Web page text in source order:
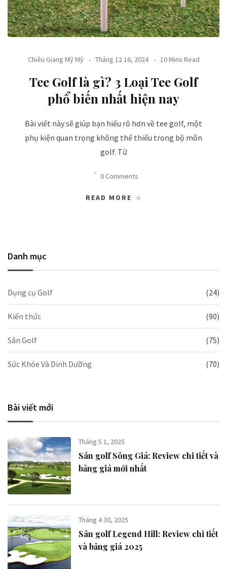
Chiêu Giang Mỹ Mỹ Tháng 12 16, 2024 10 Mins Read
Tee Golf là gì? 3 Loại Tee Golf
phổ biến nhất hiện nay
Bài viết này sẽ giúp bạn hiểu rõ hơn về tee golf, một
phụ kiện quan trọng không thể thiếu trong bộ môn
golf. Từ
0 Comments
READ MORE
Danh mục
Dụng cụ Golf (24)
Kiến thức (90)
Sân Golf (75)
Sức Khỏe Và Dinh Dưỡng (70)
Bài viết mới
Tháng 5 1, 2025
Sân golf Sông Giá​: Review chi tiết và
bảng giá mới nhất
Tháng 4 30, 2025
Sân golf Legend Hill​: Review chi tiết
và bảng giá 2025